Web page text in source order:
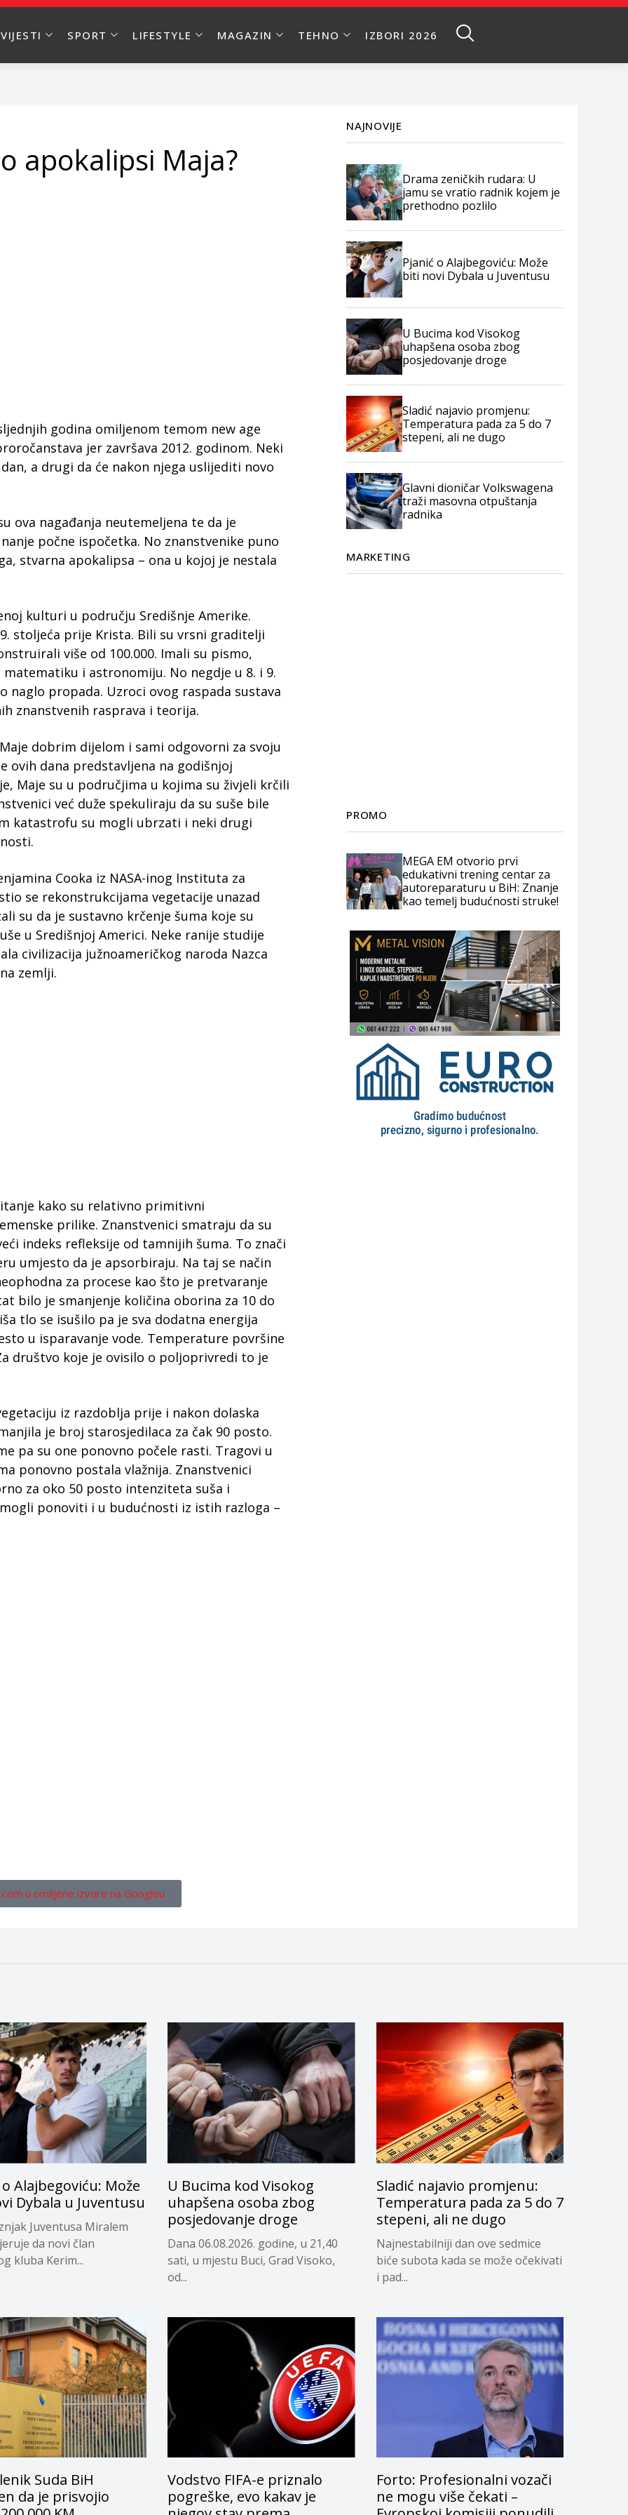
VIJESTI SPORT LIFESTYLE MAGAZIN TEHNO IZBORI 2026
apokalipsi Maja?
godina omiljenom temom new age
jer završava 2012. godinom. Neki
a drugi da će nakon njega uslijediti novo
ova nagađanja neutemeljena te da je
počne ispočetka. No znanstvenike puno
stvarna apokalipsa – ona u kojoj je nestala
kulturi u području Središnje Amerike.
stoljeća prije Krista. Bili su vrsni graditelji
više od 100.000. Imali su pismo,
i astronomiju. No negdje u 8. i 9.
naglo propada. Uzroci ovog raspada sustava
znanstvenih rasprava i teorija.
dobrim dijelom i sami odgovorni za svoju
ovih dana predstavljena na godišnjoj
Maje su u područjima u kojima su živjeli krčili
već duže spekuliraju da su suše bile
katastrofu su mogli ubrzati i neki drugi
Cooka iz NASA-inog Instituta za
se rekonstrukcijama vegetacije unazad
su da je sustavno krčenje šuma koje su
u Središnjoj Americi. Neke ranije studije
civilizacija južnoameričkog naroda Nazca
zemlji.
kako su relativno primitivni
prilike. Znanstvenici smatraju da su
indeks refleksije od tamnijih šuma. To znači
umjesto da je apsorbiraju. Na taj se način
za procese kao što je pretvaranje
bilo je smanjenje količina oborina za 10 do
tlo se isušilo pa je sva dodatna energija
u isparavanje vode. Temperature površine
društvo koje je ovisilo o poljoprivredi to je
iz razdoblja prije i nakon dolaska
je broj starosjedilaca za čak 90 posto.
pa su one ponovno počele rasti. Tragovi u
ponovno postala vlažnija. Znanstvenici
za oko 50 posto intenziteta suša i
ponoviti i u budućnosti iz istih razloga –
u omiljene izvore na Googleu
NAJNOVIJE
Drama zeničkih rudara: U
jamu se vratio radnik kojem je
prethodno pozlilo
Pjanić o Alajbegoviću: Može
biti novi Dybala u Juventusu
U Bucima kod Visokog
uhapšena osoba zbog
posjedovanje droge
Sladić najavio promjenu:
Temperatura pada za 5 do 7
stepeni, ali ne dugo
Glavni dioničar Volkswagena
traži masovna otpuštanja
radnika
MARKETING
PROMO
MEGA EM otvorio prvi
edukativni trening centar za
autoreparaturu u BiH: Znanje
kao temelj budućnosti struke!
Alajbegoviću: Može
Dybala u Juventusu
Juventusa Miralem
da novi član
kluba Kerim...
U Bucima kod Visokog
uhapšena osoba zbog
posjedovanje droge
Dana 06.08.2026. godine, u 21,40
sati, u mjestu Buci, Grad Visoko,
od...
Sladić najavio promjenu:
Temperatura pada za 5 do 7
stepeni, ali ne dugo
Najnestabilniji dan ove sedmice
biće subota kada se može očekivati
i pad...
Suda BiH
da je prisvojio
Vodstvo FIFA-e priznalo
pogreške, evo kakav je
Forto: Profesionalni vozači
ne mogu više čekati –